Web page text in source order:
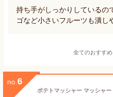
持ち手がしっかりしているの
ゴなど小さいフルーツも潰し
全てのおすすめ
no. 6